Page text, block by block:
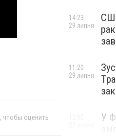
, чтобы оценить
14:23
29 липня
11:20
29 липня
У